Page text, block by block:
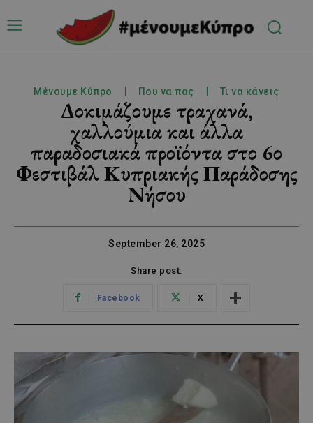
Μένουμε Κύπρο Που να πας Τι να κάνεις
Δοκιμάζουμε τραχανά,
χαλλούμια και άλλα
παραδοσιακά προϊόντα στο 6ο
Φεστιβάλ Κυπριακής Παράδοσης
Νήσου
September 26, 2025
Share post:
Facebook X